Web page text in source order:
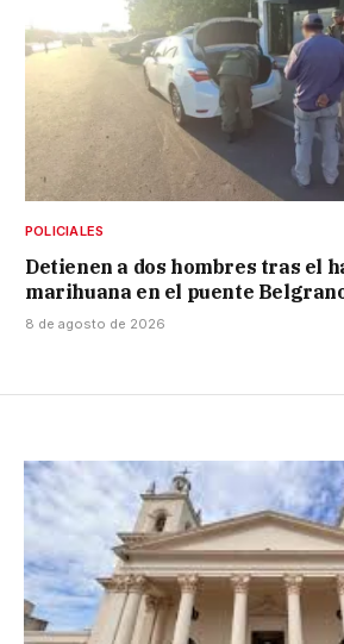
POLICIALES
Detienen a dos hombres tras el
marihuana en el puente
8 de agosto de 2026